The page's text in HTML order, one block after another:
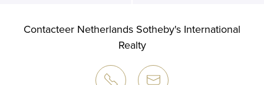
Contacteer Netherlands Sotheby's International
Realty